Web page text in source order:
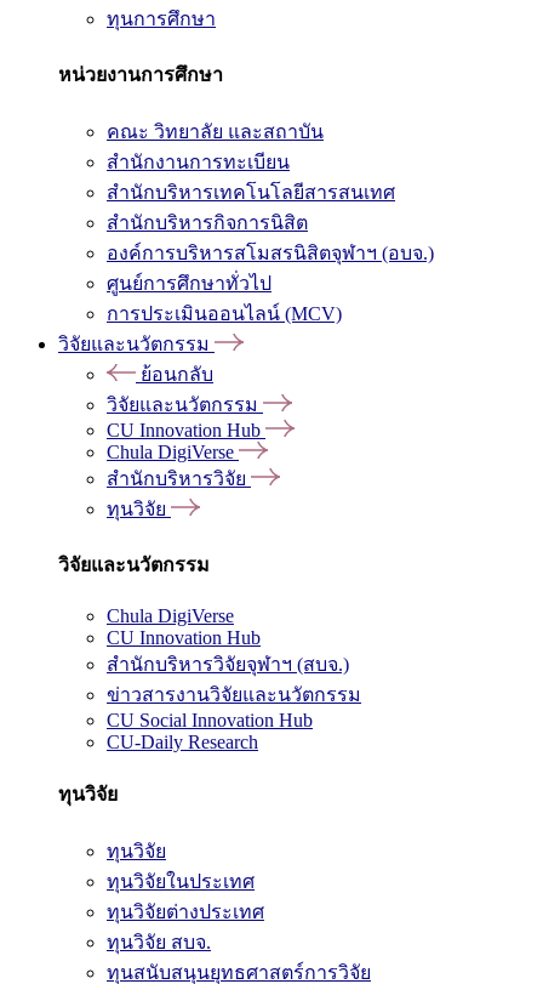
ทุนการศึกษา
หน่วยงานการศึกษา
คณะ วิทยาลัย และสถาบัน
สำนักงานการทะเบียน
สำนักบริหารเทคโนโลยีสารสนเทศ
สำนักบริหารกิจการนิสิต
องค์การบริหารสโมสรนิสิตจุฬาฯ (อบจ.)
ศูนย์การศึกษาทั่วไป
การประเมินออนไลน์ (MCV)
วิจัยและนวัตกรรม
ย้อนกลับ
วิจัยและนวัตกรรม
CU Innovation Hub
Chula DigiVerse
สำนักบริหารวิจัย
ทุนวิจัย
วิจัยและนวัตกรรม
Chula DigiVerse
CU Innovation Hub
สำนักบริหารวิจัยจุฬาฯ (สบจ.)
ข่าวสารงานวิจัยและนวัตกรรม
CU Social Innovation Hub
CU-Daily Research
ทุนวิจัย
ทุนวิจัย
ทุนวิจัยในประเทศ
ทุนวิจัยต่างประเทศ
ทุนวิจัย สบจ.
ทุนสนับสนุนยุทธศาสตร์การวิจัย